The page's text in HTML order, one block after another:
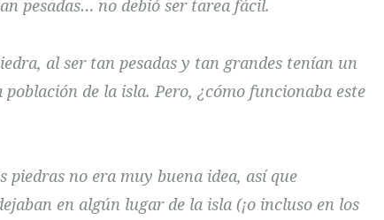
pesadas… no debió ser tarea fácil.
al ser tan pesadas y tan grandes tenían un
de la isla. Pero, ¿cómo funcionaba este
piedras no era muy buena idea, así que
en algún lugar de la isla (¡o incluso en los